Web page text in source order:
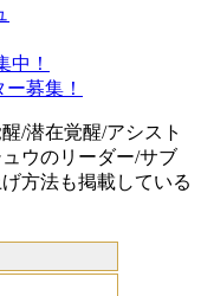
中！
募集！
/潜在覚醒/アシスト
ウのリーダー/サブ
方法も掲載している